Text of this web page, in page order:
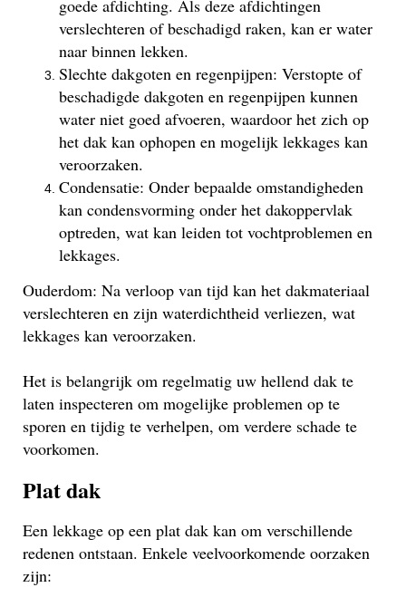
goede afdichting. Als deze afdichtingen
verslechteren of beschadigd raken, kan er water
naar binnen lekken.
Slechte dakgoten en regenpijpen: Verstopte of
beschadigde dakgoten en regenpijpen kunnen
water niet goed afvoeren, waardoor het zich op
het dak kan ophopen en mogelijk lekkages kan
veroorzaken.
Condensatie: Onder bepaalde omstandigheden
kan condensvorming onder het dakoppervlak
optreden, wat kan leiden tot vochtproblemen en
lekkages.
Ouderdom: Na verloop van tijd kan het dakmateriaal
verslechteren en zijn waterdichtheid verliezen, wat
lekkages kan veroorzaken.
Het is belangrijk om regelmatig uw hellend dak te
laten inspecteren om mogelijke problemen op te
sporen en tijdig te verhelpen, om verdere schade te
voorkomen.
Plat dak
Een lekkage op een plat dak kan om verschillende
redenen ontstaan. Enkele veelvoorkomende oorzaken
zijn: